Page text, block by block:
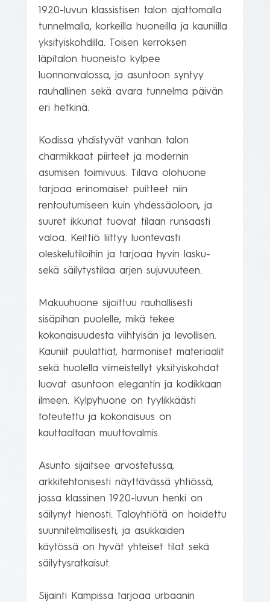
1920-luvun klassistisen talon ajattomalla
tunnelmalla, korkeilla huoneilla ja kauniilla
yksityiskohdilla. Toisen kerroksen
läpitalon huoneisto kylpee
luonnonvalossa, ja asuntoon syntyy
rauhallinen sekä avara tunnelma päivän
eri hetkinä.
Kodissa yhdistyvät vanhan talon
charmikkaat piirteet ja modernin
asumisen toimivuus. Tilava olohuone
tarjoaa erinomaiset puitteet niin
rentoutumiseen kuin yhdessäoloon, ja
suuret ikkunat tuovat tilaan runsaasti
valoa. Keittiö liittyy luontevasti
oleskelutiloihin ja tarjoaa hyvin lasku-
sekä säilytystilaa arjen sujuvuuteen.
Makuuhuone sijoittuu rauhallisesti
sisäpihan puolelle, mikä tekee
kokonaisuudesta viihtyisän ja levollisen.
Kauniit puulattiat, harmoniset materiaalit
sekä huolella viimeistellyt yksityiskohdat
luovat asuntoon elegantin ja kodikkaan
ilmeen. Kylpyhuone on tyylikkäästi
toteutettu ja kokonaisuus on
kauttaaltaan muuttovalmis.
Asunto sijaitsee arvostetussa,
arkkitehtonisesti näyttävässä yhtiössä,
jossa klassinen 1920-luvun henki on
säilynyt hienosti. Taloyhtiötä on hoidettu
suunnitelmallisesti, ja asukkaiden
käytössä on hyvät yhteiset tilat sekä
säilytysratkaisut.
Sijainti Kampissa tarjoaa urbaanin